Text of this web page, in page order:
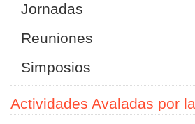
Jornadas
Reuniones
Simposios
Actividades Avaladas por